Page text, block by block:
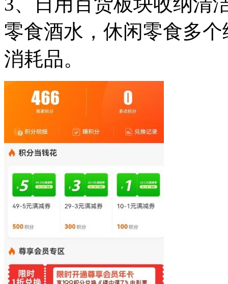
零食酒水，休闲零食多
消耗品。